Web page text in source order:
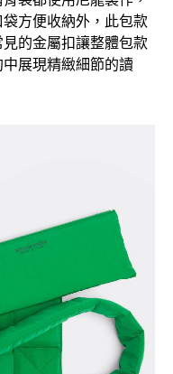
方便收納外，此包款
的金屬扣讓整體包款
展現精緻細節的讀